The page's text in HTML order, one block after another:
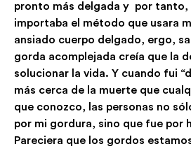
pronto más delgada y por tanto,
importaba el método que usara
ansiado cuerpo delgado, ergo,
gorda acomplejada creía que la
solucionar la vida. Y cuando fui
más cerca de la muerte que
que conozco, las personas no
por mi gordura, sino que fue por
Pareciera que los gordos